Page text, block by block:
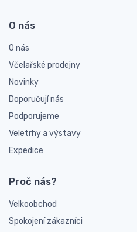
O nás
O nás
Včelařské prodejny
Novinky
Doporučují nás
Podporujeme
Veletrhy a výstavy
Expedice
Proč nás?
Velkoobchod
Spokojení zákazníci